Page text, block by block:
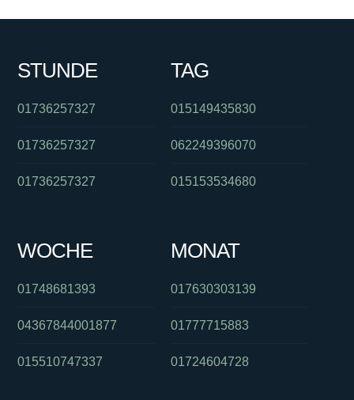
STUNDE
01736257327
01736257327
01736257327
TAG
015149435830
062249396070
015153534680
WOCHE
01748681393
04367844001877
015510747337
MONAT
017630303139
01777715883
01724604728